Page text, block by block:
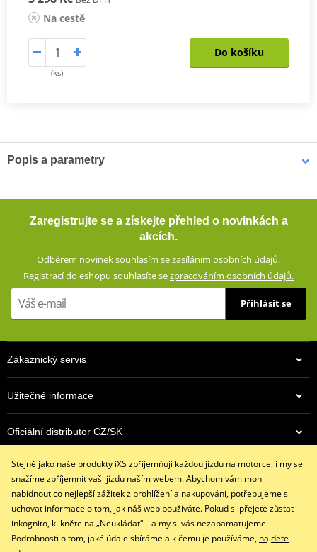
Na cestě
(ks)
Do košíku
Popis a parametry
Dlouhá pánská motocyklová bunda s rovným střihem
Vnější materiál s vysokou odolností proti obroušení
Plochy s rizikem pádu zesílené zdvojením materiálu
Vyjímatelné a výškově nastavitelné chrániče loktů a ramen
(certifikované podle normy CE Level 2)
Pevně všitá voděodolná, větruodolná, prodyšná membrána
GERMATEX®
Voděodolné zipy
Kapsa na chránič páteře
Reflexní prvky
Síťová podšívka (100% polyester)
Vyjímatelná termovložka (100% polyester)
Elastické nastavení v pase
Dvojité nastavení šířky rukávu
Manžety nastavitelné dvěma suchými zipy a zipem
Komfortní manžety s mikrovláknem
Komfortní límeček s mikrovláknem
Zaregistrujte se a získejte přehled o novinkách a
akcích.
Odběrem novinek souhlasím se zasíláním osobních údajů.
Registrací do eshopu souhlasíte sezpracováním osobních údajů.
Přihlásit se
Zákaznický servis
Užitečné informace
Oficiální distributor CZ/SK
Kontaktujte nás
info@ixs-motopoint.cz
Po - Pá (8:00 - 16:30)
Stejně jako naše produkty iXS zpříjemňují každou jízdu na motorce, i my se
snažíme zpříjemnit vaši jízdu naším webem. Abychom vám mohli
nabídnout co nejlepší zážitek z prohlížení a nakupování, potřebujeme si
uchovat informace o tom, jak náš web používáte. Pokud si přejete zůstat
inkognito, klikněte na „Neukládat“ – a my si vás nezapamatujeme.
Podrobnosti o tom, jaké údaje sbíráme a k čemu je používáme, najdete